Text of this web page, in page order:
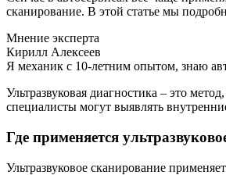
сканирование. В этой статье мы
Мнение эксперта
Кирилл Алексеев
Я механик с 10-летним опытом, знаю
Ультразвуковая диагностика – это
специалисты могут выявлять
Где применяется
Ультразвуковое сканирование